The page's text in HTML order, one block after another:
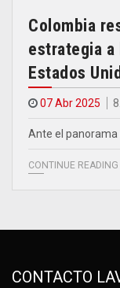
Colombia
estrategia a
Estados
07 Abr 2025
Ante el panorama
CONTINUE READING
CONTACTO